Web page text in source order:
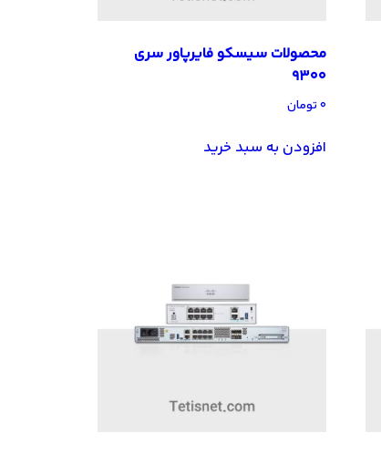
محصولات سیسکو فایرپاور سری
9300
۰تومان
افزودن به سبد خرید